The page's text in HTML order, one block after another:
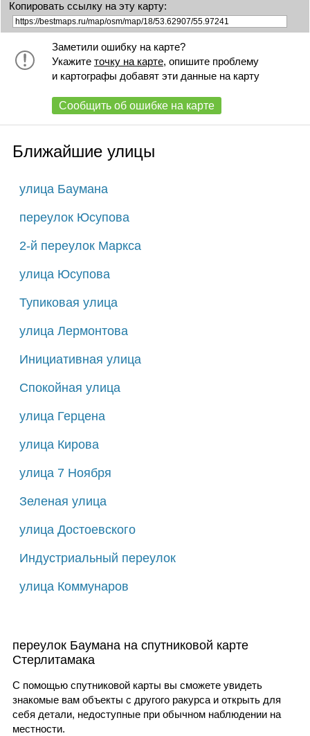
Копировать ссылку на эту карту:
Заметили ошибку на карте?
Укажите точку на карте, опишите проблему
и картографы добавят эти данные на карту
Сообщить об ошибке на карте
Ближайшие улицы
улица Баумана
переулок Юсупова
2-й переулок Маркса
улица Юсупова
Тупиковая улица
улица Лермонтова
Инициативная улица
Спокойная улица
улица Герцена
улица Кирова
улица 7 Ноября
Зеленая улица
улица Достоевского
Индустриальный переулок
улица Коммунаров
переулок Баумана на спутниковой карте
Стерлитамака
С помощью спутниковой карты вы сможете увидеть
знакомые вам объекты с другого ракурса и открыть для
себя детали, недоступные при обычном наблюдении на
местности.